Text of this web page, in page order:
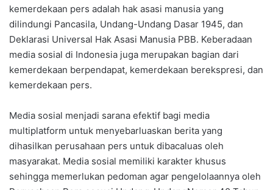
kemerdekaan pers adalah hak asasi manusia yang
dilindungi Pancasila, Undang-Undang Dasar 1945, dan
Deklarasi Universal Hak Asasi Manusia PBB. Keberadaan
media sosial di Indonesia juga merupakan bagian dari
kemerdekaan berpendapat, kemerdekaan berekspresi, dan
kemerdekaan pers.
Media sosial menjadi sarana efektif bagi media
multiplatform untuk menyebarluaskan berita yang
dihasilkan perusahaan pers untuk dibacaluas oleh
masyarakat. Media sosial memiliki karakter khusus
sehingga memerlukan pedoman agar pengelolaannya oleh